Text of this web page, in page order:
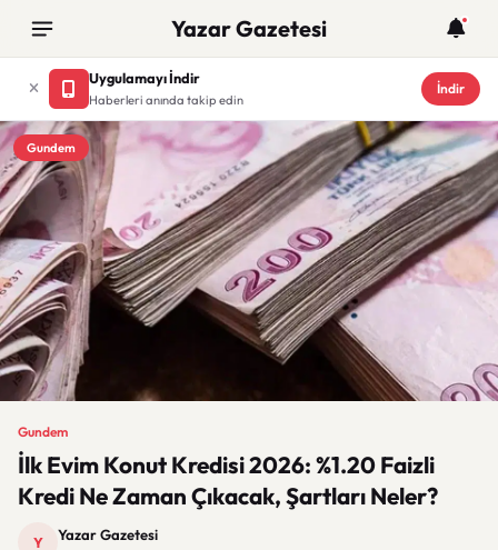
Yazar Gazetesi
Uygulamayı İndir
Haberleri anında takip edin
İndir
Gundem
Gundem
İlk Evim Konut Kredisi 2026: %1.20 Faizli
Kredi Ne Zaman Çıkacak, Şartları Neler?
Y Yazar Gazetesi